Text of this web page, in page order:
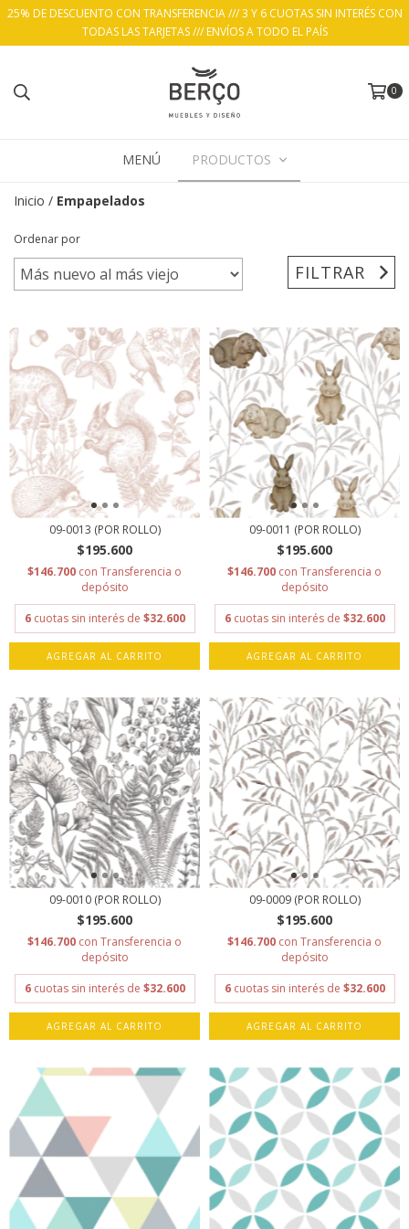
25% DE DESCUENTO CON TRANSFERENCIA /// 3 Y 6 CUOTAS SIN INTERÉS CON
TODAS LAS TARJETAS /// ENVÍOS A TODO EL PAÍS
0
MENÚ PRODUCTOS
Inicio / Empapelados
Ordenar por
FILTRAR
09-0013 (POR ROLLO)
$195.600
$146.700 con Transferencia o
depósito
6 cuotas sin interés de $32.600
AGREGAR AL CARRITO
09-0011 (POR ROLLO)
$195.600
$146.700 con Transferencia o
depósito
6 cuotas sin interés de $32.600
AGREGAR AL CARRITO
09-0010 (POR ROLLO)
$195.600
$146.700 con Transferencia o
depósito
6 cuotas sin interés de $32.600
AGREGAR AL CARRITO
09-0009 (POR ROLLO)
$195.600
$146.700 con Transferencia o
depósito
6 cuotas sin interés de $32.600
AGREGAR AL CARRITO